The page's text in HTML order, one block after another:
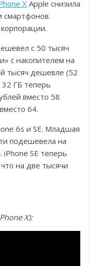
X Apple снизила
корпорации.
с 50 тысяч
с накопителем на
тысяч дешевле (52
32 ГБ теперь
вместо 58
64.
6s и SE. Младшая
подешевела на
iPhone SE теперь
на две тысячи
X):